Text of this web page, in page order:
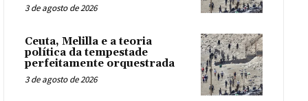
3 de agosto de 2026
Ceuta, Melilla e a teoria
política da tempestade
perfeitamente orquestrada
3 de agosto de 2026